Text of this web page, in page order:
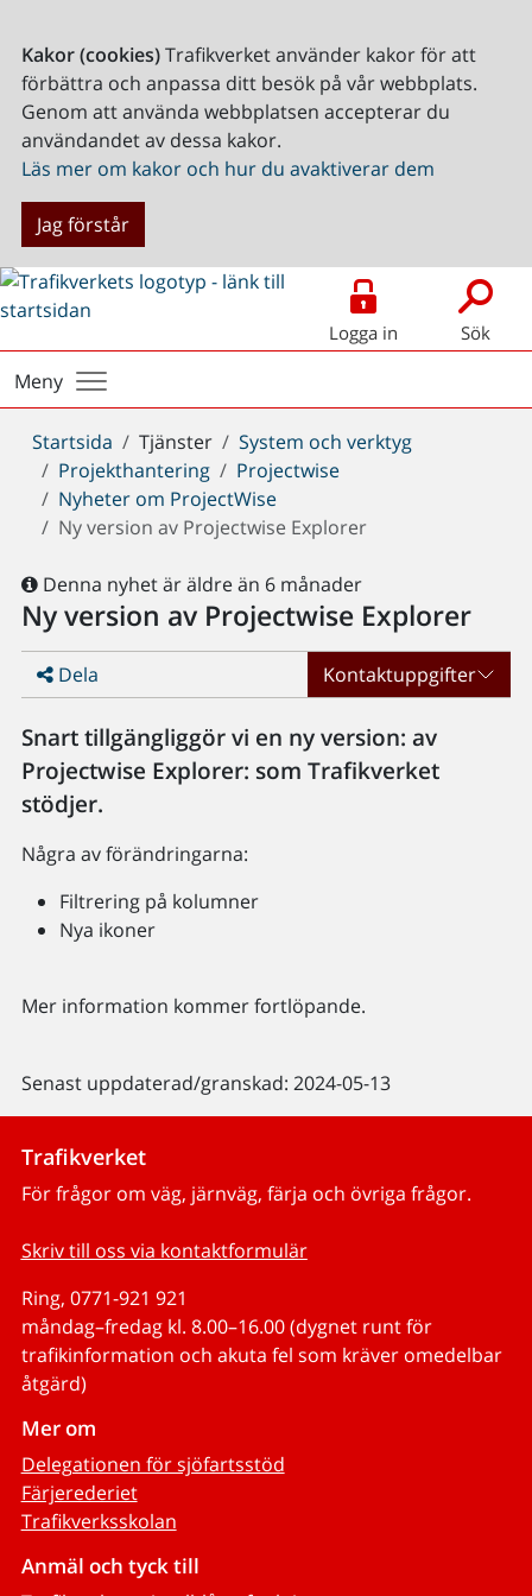
Kakor (cookies)Trafikverket använder kakor för att
förbättra och anpassa ditt besök på vår webbplats.
Genom att använda webbplatsen accepterar du
användandet av dessa kakor.
Läs mer om kakor och hur du avaktiverar dem
Jag förstår
Logga in Sök
Meny
Du
är
här:
Startsida Tjänster
System och verktyg
Projekthantering
Projectwise
Nyheter om ProjectWise
Ny version av Projectwise Explorer
Denna nyhet är äldre än 6 månader
Ny version av Projectwise Explorer
Dela Kontaktuppgifter
Snart tillgängliggör vi en ny version: av
Projectwise Explorer: som Trafikverket
stödjer.
Några av förändringarna:
Filtrering på kolumner
Nya ikoner
Mer information kommer fortlöpande.
Senast uppdaterad/granskad: 2024-05-13
Trafikverket
För frågor om väg, järnväg, färja och övriga frågor.
Skriv till oss via kontaktformulär
Ring, 0771-921 921
måndag–fredag kl. 8.00–16.00 (dygnet runt för
trafikinformation och akuta fel som kräver omedelbar
åtgärd)
Mer om
Delegationen för sjöfartsstöd
Färjerederiet
Trafikverksskolan
Anmäl och tyck till